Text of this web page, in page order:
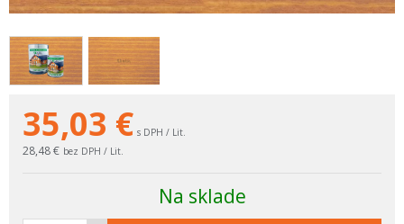
35,03 € s DPH / Lit.
28,48 € bez DPH / Lit.
Na sklade